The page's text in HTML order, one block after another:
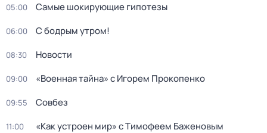
05:00 Самые шoкиpующие гипотезы
06:00 С бодрым утром!
08:30 Новости
09:00 «Военная тайна» с Игорем Прокопенко
09:55 Совбез
11:00 «Как устроен мир» с Тимофеем Баженовым